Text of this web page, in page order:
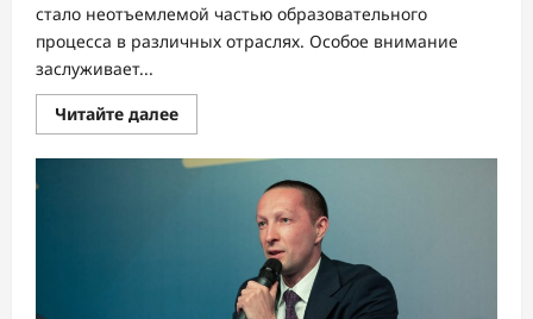
стало неотъемлемой частью образовательного
процесса в различных отраслях. Особое внимание
заслуживает...
Читайте далееПрочитать
больше
Дистанционное
тренажёрами